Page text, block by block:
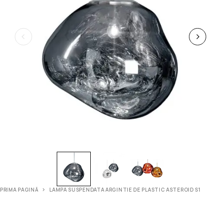
PRIMA PAGINĂ LAMPA SUSPENDATA ARGINTIE DE PLASTIC ASTEROID S1